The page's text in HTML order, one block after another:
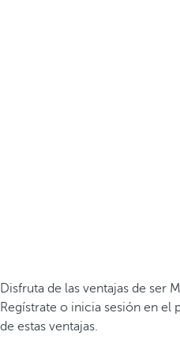
Disfruta de las ventajas de ser
Regístrate o inicia sesión en
de estas ventajas.